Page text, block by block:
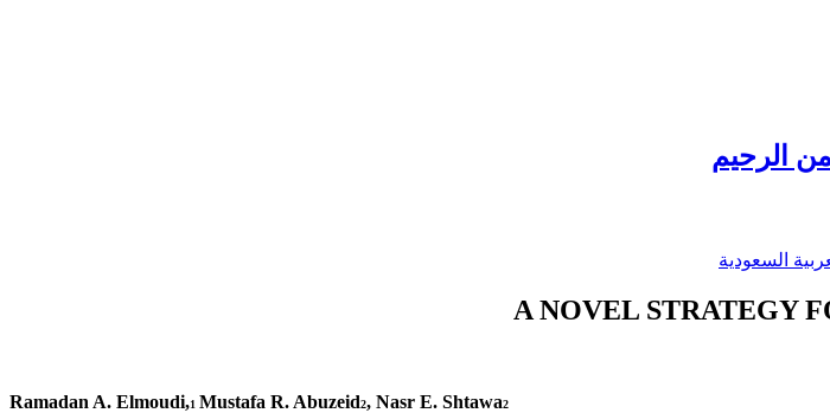
الرحيم
السعودية
A NOVEL STRATEGY
Ramadan A. Elmoudi,1 Mustafa R. Abuzeid2, Nasr E. Shtawa2